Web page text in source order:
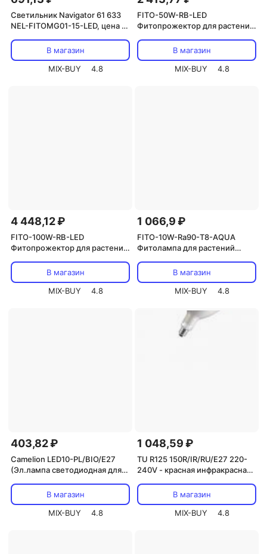
Светильник Navigator 61 633
NEL-FITOMG01-15-LED, цена за
В магазин
MIX-BUY
4.8
FITO-50W-RB-LED
Фитопрожектор для растений
RB-LED для цветения и
плодоношения красно-синего
спектра 50 Вт, цена за 1 шт
В магазин
MIX-BUY
4.8
4 448,12 ₽
FITO-100W-RB-LED
Фитопрожектор для растений
100W-RB-LED для цветения и
плодоношения красно-синего
спектра 100 Вт, цена за 1 шт
В магазин
MIX-BUY
4.8
1 066,9 ₽
FITO-10W-Ra90-Т8-AQUA
Фитолампа для растений
Ra90-Т8-AQUA для аквариума,
10 Вт, полный спектр, цена за
В магазин
MIX-BUY
4.8
403,82 ₽
Camelion LED10-PL/BIO/E27
(Эл.лампа светодиодная для
В магазин
MIX-BUY
4.8
1 048,59 ₽
TU R125 150R/IR/RU/E27 220-
240V - красная инфракрасная
В магазин
MIX-BUY
4.8